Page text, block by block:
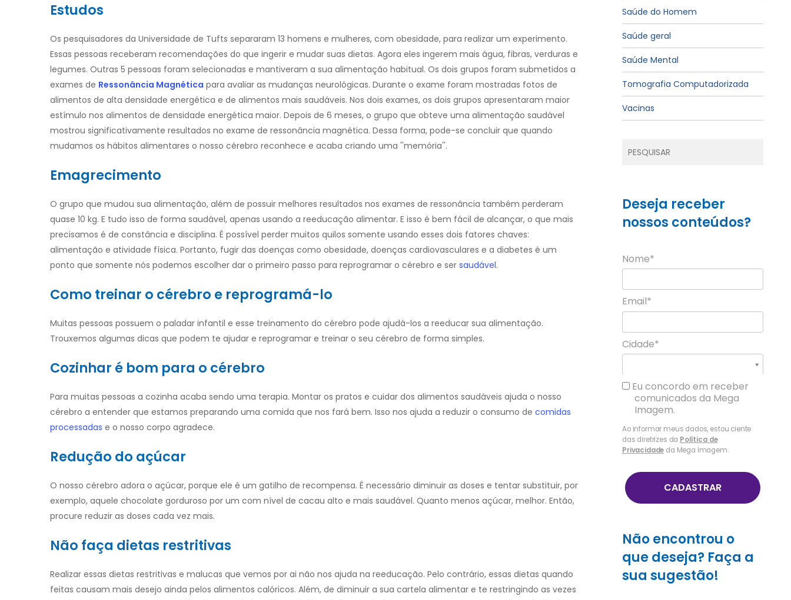
Estudos
Os pesquisadores da Universidade de Tufts separaram 13 homens e mulheres, com obesidade, para realizar um experimento.
Essas pessoas receberam recomendações do que ingerir e mudar suas dietas. Agora eles ingerem mais água, fibras, verduras e
legumes. Outras 5 pessoas foram selecionadas e mantiveram a sua alimentação habitual. Os dois grupos foram submetidos a
exames de Ressonância Magnética para avaliar as mudanças neurológicas. Durante o exame foram mostradas fotos de
alimentos de alta densidade energética e de alimentos mais saudáveis. Nos dois exames, os dois grupos apresentaram maior
estímulo nos alimentos de densidade energética maior. Depois de 6 meses, o grupo que obteve uma alimentação saudável
mostrou significativamente resultados no exame de ressonância magnética. Dessa forma, pode-se concluir que quando
mudamos os hábitos alimentares o nosso cérebro reconhece e acaba criando uma ''memória''.
Emagrecimento
O grupo que mudou sua alimentação, além de possuir melhores resultados nos exames de ressonância também perderam
quase 10 kg. E tudo isso de forma saudável, apenas usando a reeducação alimentar. E isso é bem fácil de alcançar, o que mais
precisamos é de constância e disciplina. É possível perder muitos quilos somente usando esses dois fatores chaves:
alimentação e atividade física. Portanto, fugir das doenças como obesidade, doenças cardiovasculares e a diabetes é um
ponto que somente nós podemos escolher dar o primeiro passo para reprogramar o cérebro e sersaudável.
Como treinar o cérebro e reprogramá-lo
Muitas pessoas possuem o paladar infantil e esse treinamento do cérebro pode ajudá-los a reeducar sua alimentação.
Trouxemos algumas dicas que podem te ajudar e reprogramar e treinar o seu cérebro de forma simples.
Cozinhar é bom para o cérebro
Para muitas pessoas a cozinha acaba sendo uma terapia. Montar os pratos e cuidar dos alimentos saudáveis ajuda o nosso
cérebro a entender que estamos preparando uma comida que nos fará bem. Isso nos ajuda a reduzir o consumo de comidas
processadas e o nosso corpo agradece.
Redução do açúcar
O nosso cérebro adora o açúcar, porque ele é um gatilho de recompensa. É necessário diminuir as doses e tentar substituir, por
exemplo, aquele chocolate gorduroso por um com nível de cacau alto e mais saudável. Quanto menos açúcar, melhor. Então,
procure reduzir as doses cada vez mais.
Não faça dietas restritivas
Realizar essas dietas restritivas e malucas que vemos por ai não nos ajuda na reeducação. Pelo contrário, essas dietas quando
feitas causam mais desejo ainda pelos alimentos calóricos. Além, de diminuir a sua cartela alimentar e te restringindo as vezes
Saúde do Homem
Saúde geral
Saúde Mental
Tomografia Computadorizada
Vacinas
Deseja receber
nossos conteúdos?
Nome*
Email*
Cidade*
Eu concordo em receber
comunicados da Mega
Imagem.
Ao informar meus dados, estou ciente
das diretrizes da Política de
Privacidade da Mega Imagem.
CADASTRAR
Não encontrou o
que deseja? Faça a
sua sugestão!